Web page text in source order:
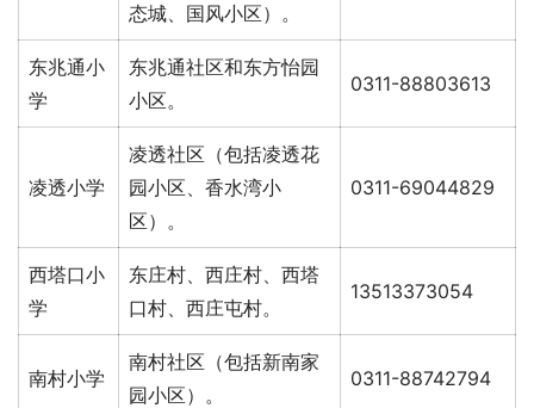
态城、国风小区）。
东兆通小
学
东兆通社区和东方怡园
小区。
0311-88803613
凌透小学
凌透社区（包括凌透花
园小区、香水湾小
区）。
0311-69044829
西塔口小
学
东庄村、西庄村、西塔
口村、西庄屯村。
13513373054
南村小学
南村社区（包括新南家
园小区）。
0311-88742794